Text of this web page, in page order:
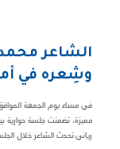
الشاعر
وشِعره في
مميزة، تضمنت جلسة حوارية
رياني.تحدث الشاعر خلال